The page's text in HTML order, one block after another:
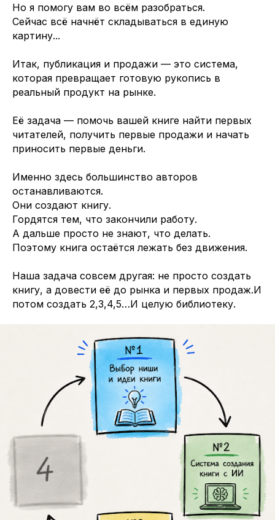
Но я помогу вам во всём разобраться.
Сейчас всё начнёт складываться в единую
картину...
Итак, публикация и продажи — это система,
которая превращает готовую рукопись в
реальный продукт на рынке.
Её задача — помочь вашей книге найти первых
читателей, получить первые продажи и начать
приносить первые деньги.
Именно здесь большинство авторов
останавливаются.
Они создают книгу.
Гордятся тем, что закончили работу.
А дальше просто не знают, что делать.
Поэтому книга остаётся лежать без движения.
Наша задача совсем другая: не просто создать
книгу, а довести её до рынка и первых продаж.И
потом создать 2,3,4,5…И целую библиотеку.